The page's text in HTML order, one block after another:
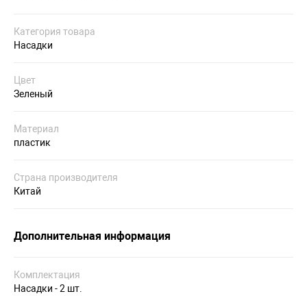
Категория товара
Насадки
Цвет
Зеленый
Материал
пластик
Страна производителя
Китай
Дополнительная информация
Комплектация
Насадки - 2 шт.